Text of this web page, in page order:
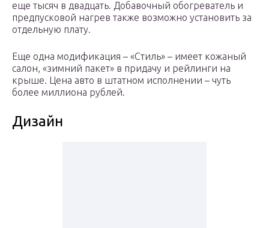
еще тысяч в двадцать. Добавочный обогреватель и
предпусковой нагрев также возможно установить за
отдельную плату.
Еще одна модификация – «Стиль» – имеет кожаный
салон, «зимний пакет» в придачу и рейлинги на
крыше. Цена авто в штатном исполнении – чуть
более миллиона рублей.
Дизайн